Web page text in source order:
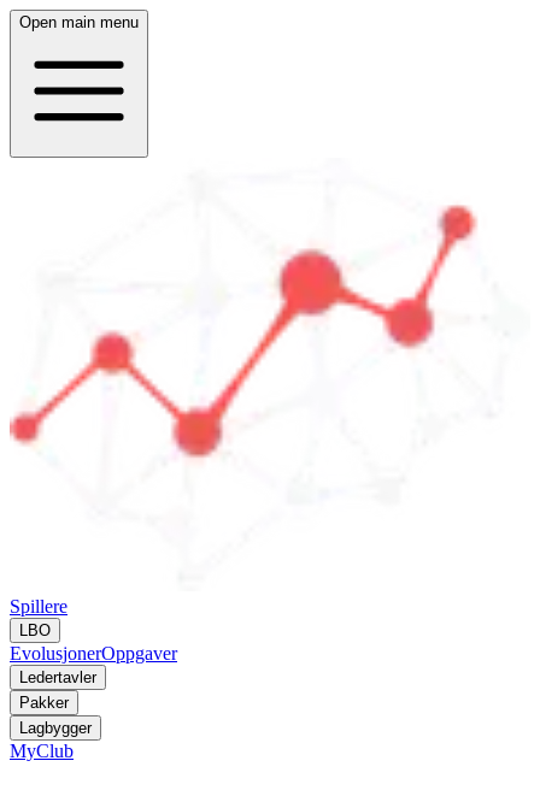
Open main menu
Spillere
LBO
EvolusjonerOppgaver
Ledertavler
Pakker
Lagbygger
MyClub